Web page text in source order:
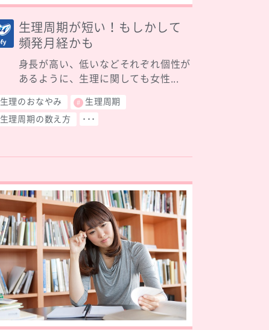
生理周期が短い！もしかして
頻発月経かも
身長が高い、低いなどそれぞれ個性が
あるように、生理に関しても女性...
生理のおなやみ 生理周期
生理周期の数え方 ･･･